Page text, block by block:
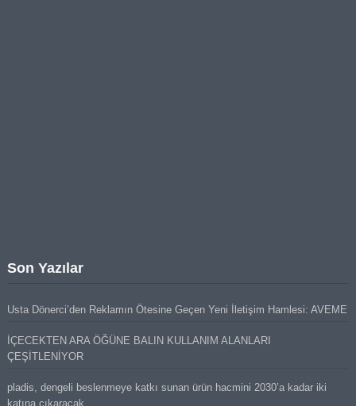
Son Yazılar
Usta Dönerci’den Reklamın Ötesine Geçen Yeni İletişim Hamlesi: AVEME
İÇECEKTEN ARA ÖĞÜNE BALIN KULLANIM ALANLARI
ÇEŞİTLENİYOR
pladis, dengeli beslenmeye katkı sunan ürün hacmini 2030’a kadar iki
katına çıkaracak